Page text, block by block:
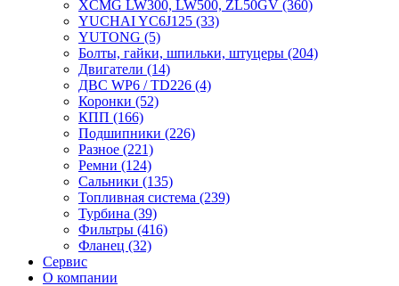
XCMG LW300, LW500, ZL50GV (360)
YUCHAI YC6J125 (33)
YUTONG (5)
Болты, гайки, шпильки, штуцеры (204)
Двигатели (14)
ДВС WP6 / TD226 (4)
Коронки (52)
КПП (166)
Подшипники (226)
Разное (221)
Ремни (124)
Сальники (135)
Топливная система (239)
Турбина (39)
Фильтры (416)
Фланец (32)
Сервис
О компании